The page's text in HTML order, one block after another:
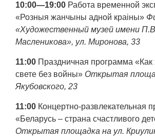
10:00—19:00 Работа временной
«Розныя жанчыны адной краіны»
«Художественный музей имени
Масленикова», ул. Миронова, 33
11:00 Праздничная программа
свете без войны» Открытая
Якубовского, 23
11:00 Концертно-развлекательная
«Беларусь – страна счастливого
Открытая площадка на ул.